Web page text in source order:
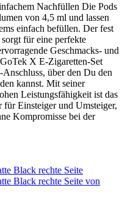
Nachfüllen Die Pods
von 4,5 ml und lassen
einfach befüllen. Der fest
für eine perfekte
Geschmacks- und
X E-Zigaretten-Set
über den Du den
kannst. Mit seiner
Leistungsfähigkeit ist das
Einsteiger und Umsteiger,
Kompromisse bei der